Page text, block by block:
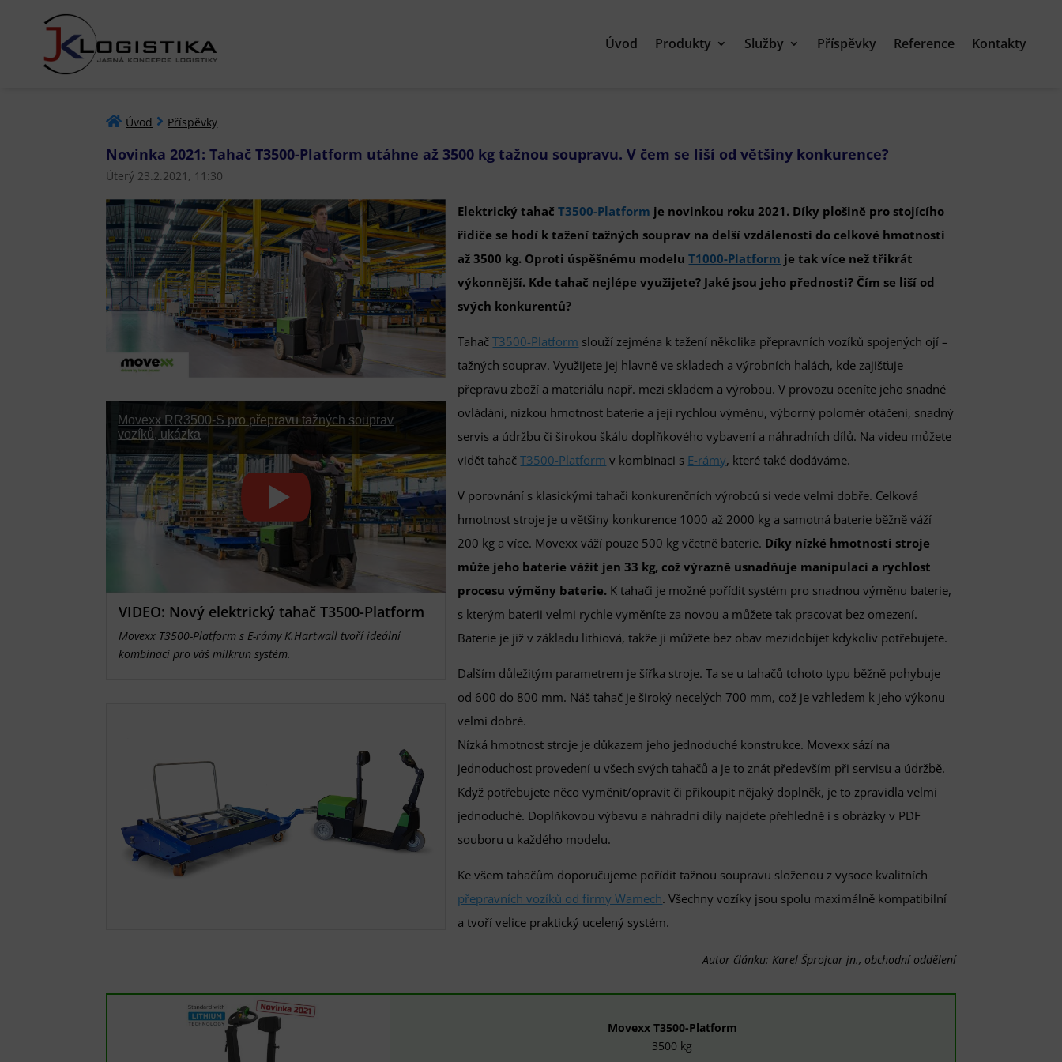
Úvod Produkty Služby Příspěvky Reference Kontakty
Úvod Příspěvky
Novinka 2021: Tahač T3500-Platform utáhne až 3500 kg tažnou soupravu. V čem se liší od většiny konkurence?
Úterý 23.2.2021, 11:30
Movexx RR3500-S pro přepravu tažných souprav
vozíků, ukázka
VIDEO: Nový elektrický tahač T3500-Platform
Movexx T3500-Platform s E-rámy K.Hartwall tvoří ideální
kombinaci pro váš milkrun systém.
Elektrický tahačT3500-Platform je novinkou roku 2021. Díky plošině pro stojícího
řidiče se hodí k tažení tažných souprav na delší vzdálenosti do celkové hmotnosti
až 3500 kg. Oproti úspěšnému modeluT1000-Platform je tak více než třikrát
výkonnější. Kde tahač nejlépe využijete? Jaké jsou jeho přednosti? Čím se liší od
svých konkurentů?
TahačT3500-Platform slouží zejména k tažení několika přepravních vozíků spojených ojí –
tažných souprav. Využijete jej hlavně ve skladech a výrobních halách, kde zajišťuje
přepravu zboží a materiálu např. mezi skladem a výrobou. V provozu oceníte jeho snadné
ovládání, nízkou hmotnost baterie a její rychlou výměnu, výborný poloměr otáčení, snadný
servis a údržbu či širokou škálu doplňkového vybavení a náhradních dílů. Na videu můžete
vidět tahačT3500-Platform v kombinaci s E-rámy, které také dodáváme.
V porovnání s klasickými tahači konkurenčních výrobců si vede velmi dobře. Celková
hmotnost stroje je u většiny konkurence 1000 až 2000 kg a samotná baterie běžně váží
200 kg a více. Movexx váží pouze 500 kg včetně baterie. Díky nízké hmotnosti stroje
může jeho baterie vážit jen 33 kg, což výrazně usnadňuje manipulaci a rychlost
procesu výměny baterie. K tahači je možné pořídit systém pro snadnou výměnu baterie,
s kterým baterii velmi rychle vyměníte za novou a můžete tak pracovat bez omezení.
Baterie je již v základu lithiová, takže ji můžete bez obav mezidobíjet kdykoliv potřebujete.
Dalším důležitým parametrem je šířka stroje. Ta se u tahačů tohoto typu běžně pohybuje
od 600 do 800 mm. Náš tahač je široký necelých 700 mm, což je vzhledem k jeho výkonu
velmi dobré.
Nízká hmotnost stroje je důkazem jeho jednoduché konstrukce. Movexx sází na
jednoduchost provedení u všech svých tahačů a je to znát především při servisu a údržbě.
Když potřebujete něco vyměnit/opravit či přikoupit nějaký doplněk, je to zpravidla velmi
jednoduché. Doplňkovou výbavu a náhradní díly najdete přehledně i s obrázky v PDF
souboru u každého modelu.
Ke všem tahačům doporučujeme pořídit tažnou soupravu složenou z vysoce kvalitních
přepravních vozíků od firmy Wamech. Všechny vozíky jsou spolu maximálně kompatibilní
a tvoří velice praktický ucelený systém.
Autor článku: Karel Šprojcar jn., obchodní oddělení
Movexx T3500-Platform
3500 kg